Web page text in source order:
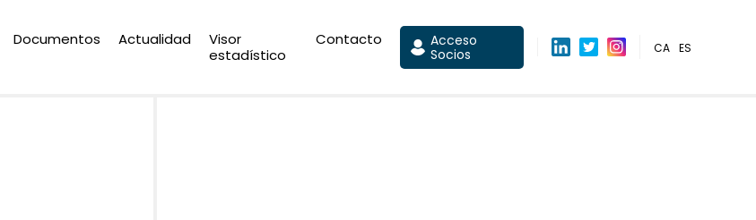
Documentos Actualidad
Visor
estadístico
Contacto
Acceso
Socios
CA ES